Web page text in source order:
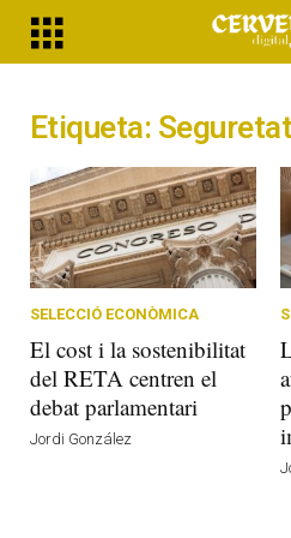
Etiqueta:
SELECCIÓ ECONÒMICA
El cost i la sostenibilitat
del RETA centren el
debat parlamentari
Jordi González